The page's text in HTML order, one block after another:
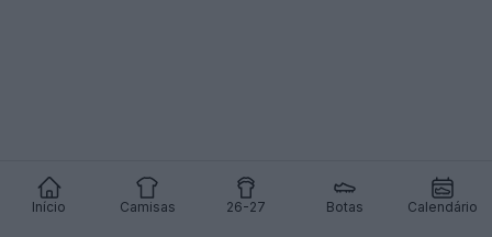
Início Camisas 26-27 Botas Calendário